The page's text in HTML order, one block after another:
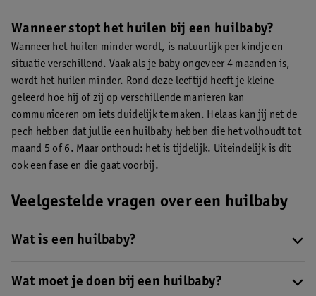
Wanneer stopt het huilen bij een huilbaby?
Wanneer het huilen minder wordt, is natuurlijk per kindje en
situatie verschillend. Vaak als je baby ongeveer 4 maanden is,
wordt het huilen minder. Rond deze leeftijd heeft je kleine
geleerd hoe hij of zij op verschillende manieren kan
communiceren om iets duidelijk te maken. Helaas kan jij net de
pech hebben dat jullie een huilbaby hebben die het volhoudt tot
maand 5 of 6. Maar onthoud: het is tijdelijk. Uiteindelijk is dit
ook een fase en die gaat voorbij.
Veelgestelde vragen over een huilbaby
Wat is een huilbaby?
drie uur per dag huilt.Lees hier meer over een huilbaby
Wat moet je doen bij een huilbaby?